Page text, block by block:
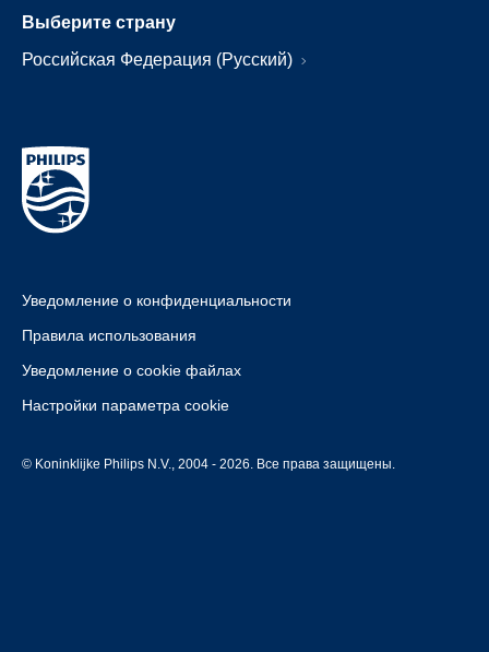
Выберите страну
Российская Федерация (Русский)
Уведомление о конфиденциальности
Правила использования
Уведомление о cookie файлах
Настройки параметра cookie
© Koninklijke Philips N.V., 2004 - 2026. Все права защищены.